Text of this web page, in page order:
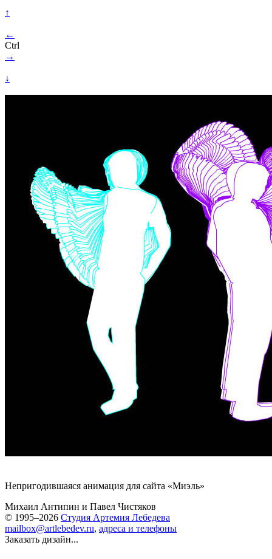
↑
←
Ctrl
→
↓
Непригодившаяся анимация для сайта «Миэль»
Михаил Антипин и Павел Чистяков
© 1995–2026 Студия Артемия Лебедева
mailbox@artlebedev.ru, адреса и телефоны
Заказать дизайн...